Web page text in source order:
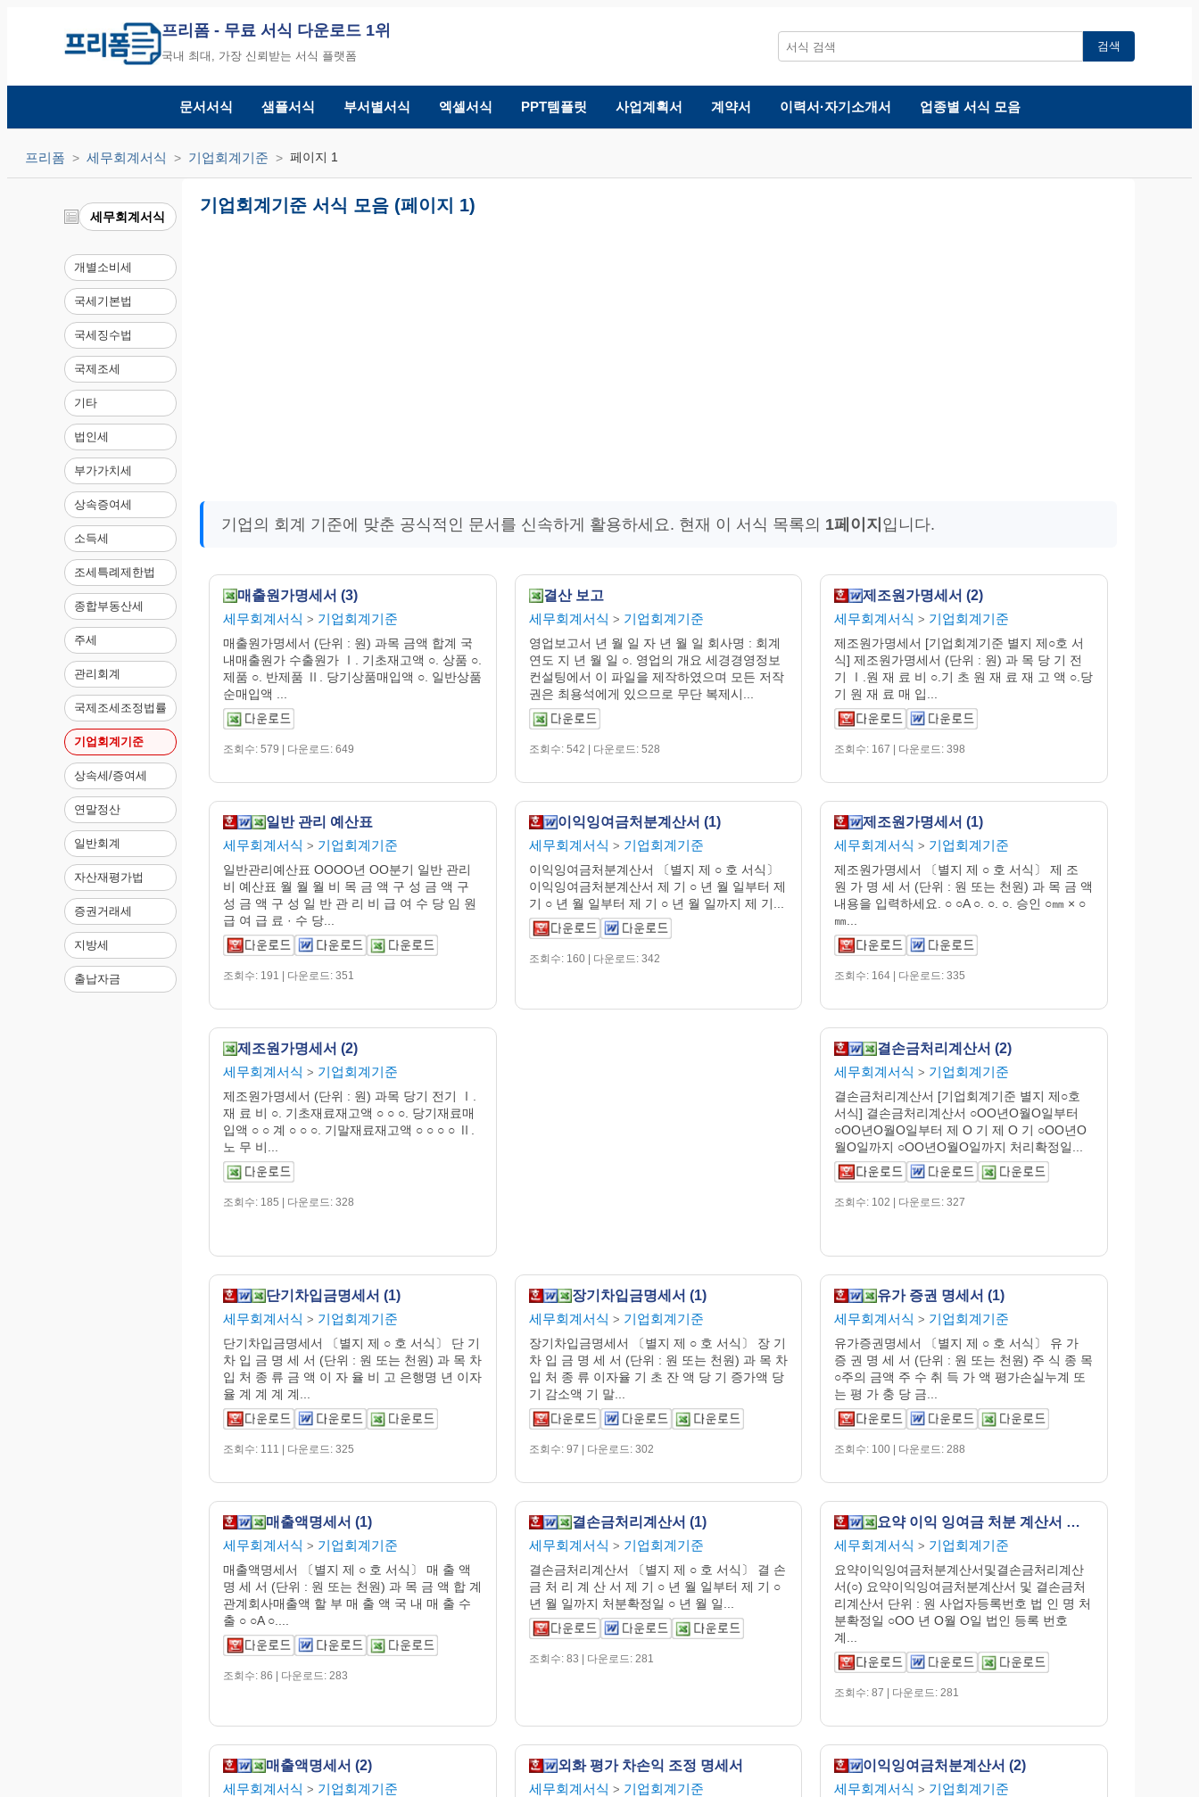
프리폼 - 무료 서식 다운로드 1위
국내 최대, 가장 신뢰받는 서식 플랫폼
검색
문서서식 샘플서식 부서별서식 엑셀서식 PPT템플릿 사업계획서 계약서 이력서·자기소개서 업종별 서식 모음
프리폼 세무회계서식 기업회계기준 페이지 1
세무회계서식
개별소비세
국세기본법
국세징수법
국제조세
기타
법인세
부가가치세
상속증여세
소득세
조세특례제한법
종합부동산세
주세
관리회계
국제조세조정법률
기업회계기준
상속세/증여세
연말정산
일반회계
자산재평가법
증권거래세
지방세
출납자금
기업회계기준 서식 모음 (페이지 1)
기업의 회계 기준에 맞춘 공식적인 문서를 신속하게 활용하세요. 현재 이 서식 목록의 1페이지 입니다.
매출원가명세서 (3)
세무회계서식 > 기업회계기준
매출원가명세서 (단위 : 원) 과목 금액 합계 국
내매출원가 수출원가 Ⅰ. 기초재고액 ○. 상품 ○.
제품 ○. 반제품 Ⅱ. 당기상품매입액 ○. 일반상품
순매입액 ...
조회수: 579 | 다운로드: 649
결산 보고
세무회계서식 > 기업회계기준
영업보고서 년 월 일 자 년 월 일 회사명 : 회계
연도 지 년 월 일 ○. 영업의 개요 세경경영정보
컨설팅에서 이 파일을 제작하였으며 모든 저작
권은 최용석에게 있으므로 무단 복제시...
조회수: 542 | 다운로드: 528
제조원가명세서 (2)
세무회계서식 > 기업회계기준
제조원가명세서 [기업회계기준 별지 제○호 서
식] 제조원가명세서 (단위 : 원) 과 목 당 기 전
기 Ⅰ.원 재 료 비 ○.기 초 원 재 료 재 고 액 ○.당
기 원 재 료 매 입...
조회수: 167 | 다운로드: 398
일반 관리 예산표
세무회계서식 > 기업회계기준
일반관리예산표 OOOO년 OO분기 일반 관리
비 예산표 월 월 월 비 목 금 액 구 성 금 액 구
성 금 액 구 성 일 반 관 리 비 급 여 수 당 임 원
급 여 급 료 · 수 당...
조회수: 191 | 다운로드: 351
이익잉여금처분계산서 (1)
세무회계서식 > 기업회계기준
이익잉여금처분계산서 〔별지 제 ○ 호 서식〕
이익잉여금처분계산서 제 기 ○ 년 월 일부터 제
기 ○ 년 월 일부터 제 기 ○ 년 월 일까지 제 기...
조회수: 160 | 다운로드: 342
제조원가명세서 (1)
세무회계서식 > 기업회계기준
제조원가명세서 〔별지 제 ○ 호 서식〕 제 조
원 가 명 세 서 (단위 : 원 또는 천원) 과 목 금 액
내용을 입력하세요. ○ ○A ○. ○. ○. 승인 ○㎜ × ○
㎜...
조회수: 164 | 다운로드: 335
제조원가명세서 (2)
세무회계서식 > 기업회계기준
제조원가명세서 (단위 : 원) 과목 당기 전기 Ⅰ.
재 료 비 ○. 기초재료재고액 ○ ○ ○. 당기재료매
입액 ○ ○ 계 ○ ○ ○. 기말재료재고액 ○ ○ ○ ○ Ⅱ.
노 무 비...
조회수: 185 | 다운로드: 328
결손금처리계산서 (2)
세무회계서식 > 기업회계기준
결손금처리계산서 [기업회계기준 별지 제○호
서식] 결손금처리계산서 ○OO년O월O일부터
○OO년O월O일부터 제 O 기 제 O 기 ○OO년O
월O일까지 ○OO년O월O일까지 처리확정일...
조회수: 102 | 다운로드: 327
단기차입금명세서 (1)
세무회계서식 > 기업회계기준
단기차입금명세서 〔별지 제 ○ 호 서식〕 단 기
차 입 금 명 세 서 (단위 : 원 또는 천원) 과 목 차
입 처 종 류 금 액 이 자 율 비 고 은행명 년 이자
율 계 계 계 계...
조회수: 111 | 다운로드: 325
장기차입금명세서 (1)
세무회계서식 > 기업회계기준
장기차입금명세서 〔별지 제 ○ 호 서식〕 장 기
차 입 금 명 세 서 (단위 : 원 또는 천원) 과 목 차
입 처 종 류 이자율 기 초 잔 액 당 기 증가액 당
기 감소액 기 말...
조회수: 97 | 다운로드: 302
유가 증권 명세서 (1)
세무회계서식 > 기업회계기준
유가증권명세서 〔별지 제 ○ 호 서식〕 유 가
증 권 명 세 서 (단위 : 원 또는 천원) 주 식 종 목
○주의 금액 주 수 취 득 가 액 평가손실누계 또
는 평 가 충 당 금...
조회수: 100 | 다운로드: 288
매출액명세서 (1)
세무회계서식 > 기업회계기준
매출액명세서 〔별지 제 ○ 호 서식〕 매 출 액
명 세 서 (단위 : 원 또는 천원) 과 목 금 액 합 계
관계회사매출액 할 부 매 출 액 국 내 매 출 수
출 ○ ○A ○....
조회수: 86 | 다운로드: 283
결손금처리계산서 (1)
세무회계서식 > 기업회계기준
결손금처리계산서 〔별지 제 ○ 호 서식〕 결 손
금 처 리 계 산 서 제 기 ○ 년 월 일부터 제 기 ○
년 월 일까지 처분확정일 ○ 년 월 일...
조회수: 83 | 다운로드: 281
요약 이익 잉여금 처분 계산서 및 결손금 처리 계산서 (1)
세무회계서식 > 기업회계기준
요약이익잉여금처분계산서및결손금처리계산
서(○) 요약이익잉여금처분계산서 및 결손금처
리계산서 단위 : 원 사업자등록번호 법 인 명 처
분확정일 ○OO 년 O월 O일 법인 등록 번호
계...
조회수: 87 | 다운로드: 281
매출액명세서 (2)
세무회계서식 > 기업회계기준
외화 평가 차손익 조정 명세서
세무회계서식 > 기업회계기준
이익잉여금처분계산서 (2)
세무회계서식 > 기업회계기준